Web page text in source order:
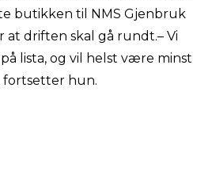
butikken til NMS Gjenbruk
driften skal gå rundt.– Vi
lista, og vil helst være minst
fortsetter hun.